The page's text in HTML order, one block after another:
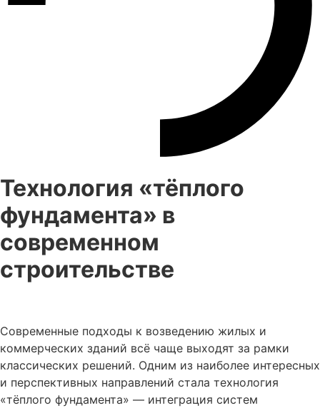
Технология «тёплого
фундамента» в
современном
строительстве
Современные подходы к возведению жилых и
коммерческих зданий всё чаще выходят за рамки
классических решений. Одним из наиболее интересных
и перспективных направлений стала технология
«тёплого фундамента» — интеграция систем